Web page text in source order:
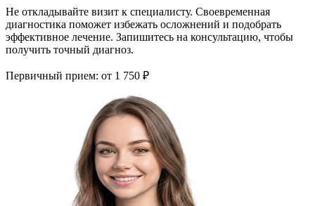
Не откладывайте визит к специалисту. Своевременная
диагностика поможет избежать осложнений и подобрать
эффективное лечение. Запишитесь на консультацию, чтобы
получить точный диагноз.
Первичный прием: от 1 750 ₽